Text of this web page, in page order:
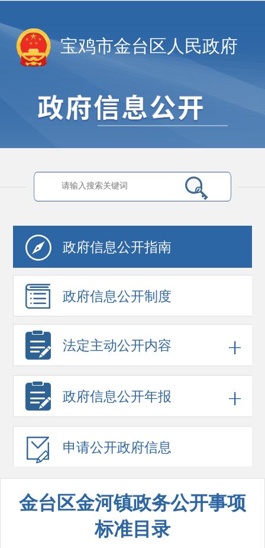
宝鸡市金台区人民政府
政府信息公开指南
政府信息公开制度
法定主动公开内容
政府信息公开年报
申请公开政府信息
金台区金河镇政务公开事项
标准目录